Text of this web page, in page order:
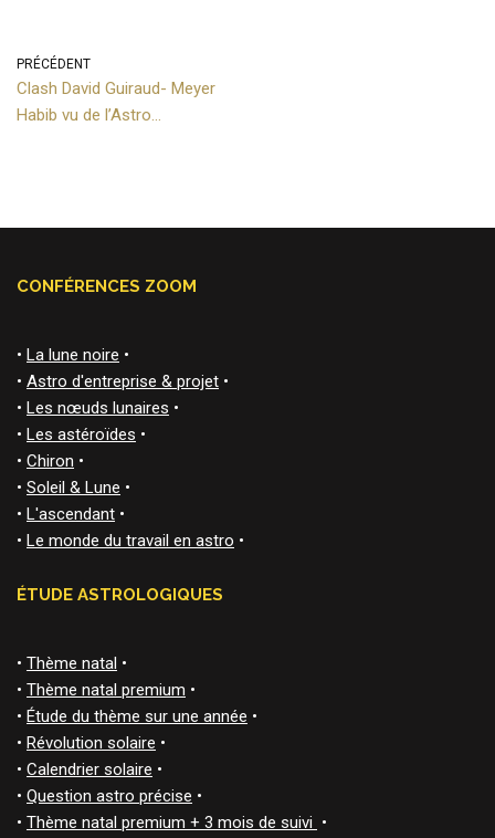
PRÉCÉDENT
Clash David Guiraud- Meyer
Habib vu de l’Astro…
CONFÉRENCES ZOOM
• La lune noire •
• Astro d'entreprise & projet •
• Les nœuds lunaires •
• Les astéroïdes •
• Chiron •
• Soleil & Lune •
• L'ascendant •
• Le monde du travail en astro •
ÉTUDE ASTROLOGIQUES
• Thème natal •
• Thème natal premium •
• Étude du thème sur une année •
• Révolution solaire •
• Calendrier solaire •
• Question astro précise •
• Thème natal premium + 3 mois de suivi •